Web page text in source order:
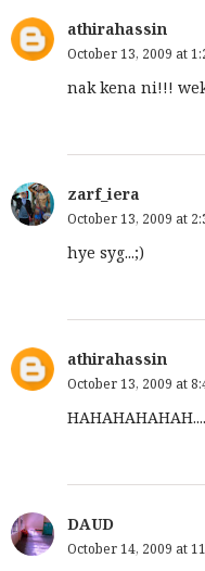
athirahassin
October 13, 2009 at
nak kena ni!!!
zarf_iera
October 13, 2009 at
hye syg...;)
athirahassin
October 13, 2009 at
DAUD
October 14, 2009 at